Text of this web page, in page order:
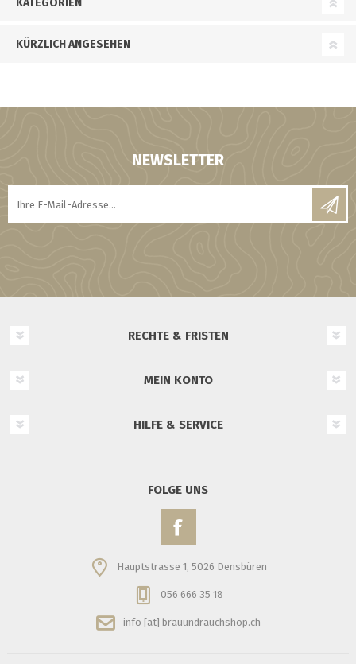
KATEGORIEN
KÜRZLICH ANGESEHEN
NEWSLETTER
RECHTE & FRISTEN
MEIN KONTO
HILFE & SERVICE
FOLGE UNS
Hauptstrasse 1, 5026 Densbüren
056 666 35 18
info [at] brauundrauchshop.ch